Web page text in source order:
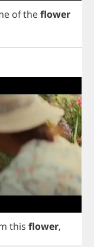
oftheflower
this flower,